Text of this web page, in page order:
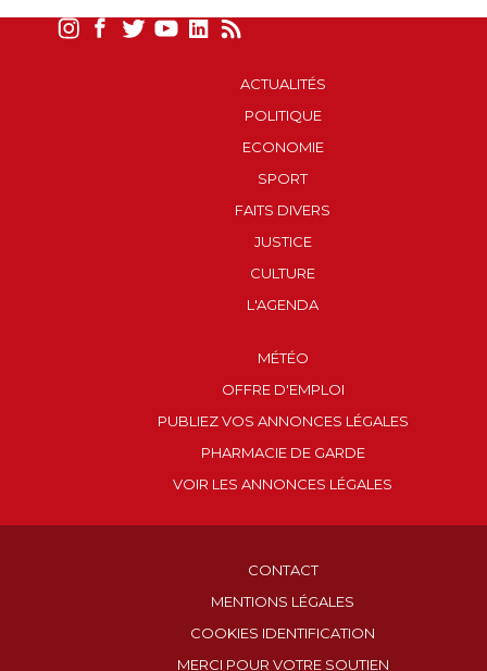
ACTUALITÉS
POLITIQUE
ECONOMIE
SPORT
FAITS DIVERS
JUSTICE
CULTURE
L'AGENDA
MÉTÉO
OFFRE D'EMPLOI
PUBLIEZ VOS ANNONCES LÉGALES
PHARMACIE DE GARDE
VOIR LES ANNONCES LÉGALES
CONTACT
MENTIONS LÉGALES
COOKIES IDENTIFICATION
MERCI POUR VOTRE SOUTIEN